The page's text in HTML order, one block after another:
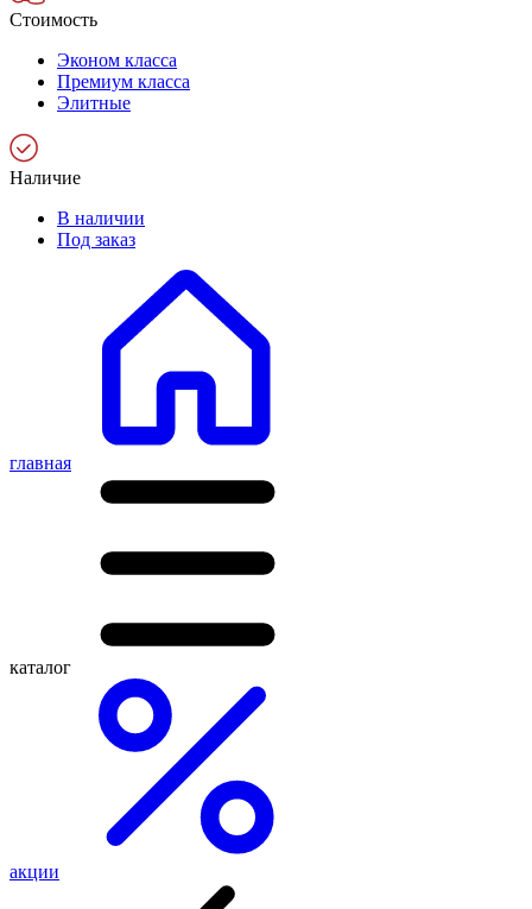
Стоимость
Эконом класса
Премиум класса
Элитные
Наличие
В наличии
Под заказ
главная
каталог
акции